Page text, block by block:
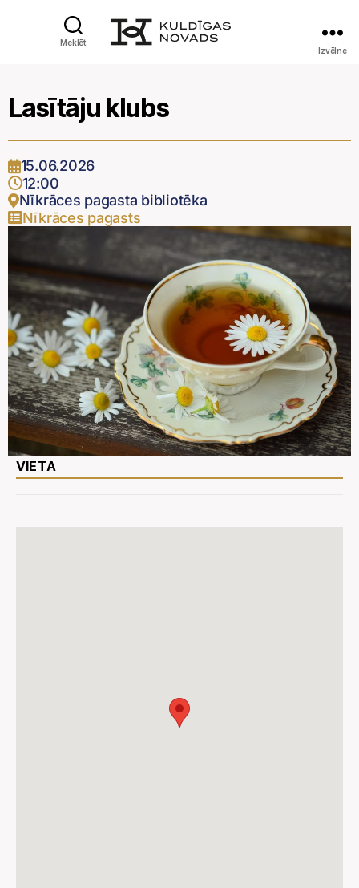
Meklēt
Izvēlne
Lasītāju klubs
15.06.2026
12:00
Nīkrāces pagasta bibliotēka
Nīkrāces pagasts
VIETA